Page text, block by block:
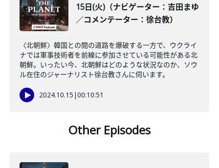
15日(火)（ナビゲーター：吉田まゆ
／コメンテーター：徐台教）
〈北朝鮮〉韓国との間の道路を爆破する一方で、ウクライ
ナでは軍事技術者を前線に参加させている可能性がある北
朝鮮。いったい今、北朝鮮はどのような状況なのか、ソウ
ル在住のジャーナリスト徐台教さんに伺います。
2024.10.15 |00:10:51
Other Episodes